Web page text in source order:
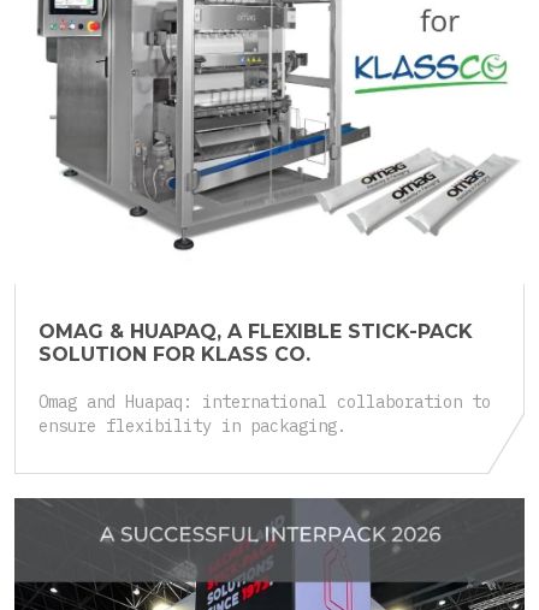
OMAG & HUAPAQ, A FLEXIBLE STICK-PACK
SOLUTION FOR KLASS CO.
Omag and Huapaq: international collaboration to
ensure flexibility in packaging.